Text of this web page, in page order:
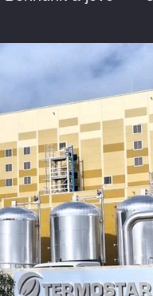
Gazdasági
Nők a
Élhető
Közlekedj